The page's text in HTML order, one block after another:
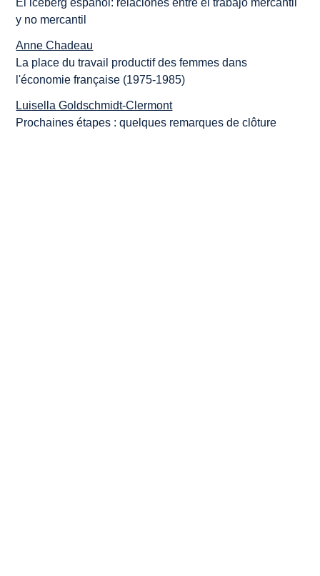
El iceberg español: relaciones entre el trabajo mercantil
y no mercantil
Anne Chadeau
La place du travail productif des femmes dans
l'économie française (1975-1985)
Luisella Goldschmidt-Clermont
Prochaines étapes : quelques remarques de clôture